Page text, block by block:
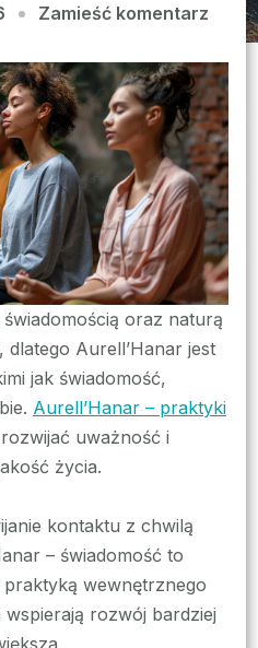
Zamieść komentarzwe
–
oraz naturą
dlatego Aurell’Hanar jest
jak świadomość,
Aurell’Hanar – praktyki
uważność i
życia.
kontaktu z chwilą
– świadomość to
wewnętrznego
wspierają rozwój bardziej